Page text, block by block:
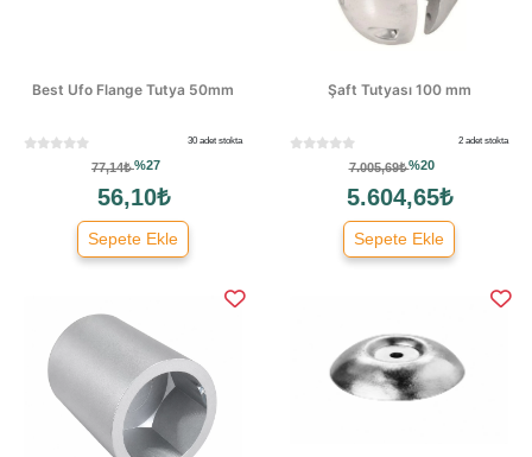
Best Ufo Flange Tutya 50mm
30 adet stokta
77,14₺%27
56,10₺
Sepete Ekle
Şaft Tutyası 100 mm
2 adet stokta
7.005,69₺%20
5.604,65₺
Sepete Ekle